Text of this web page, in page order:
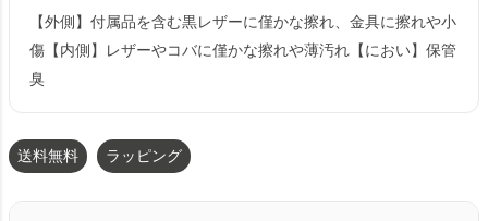
【外側】付属品を含む黒レザーに僅かな擦れ、金具に擦れや小
傷【内側】レザーやコバに僅かな擦れや薄汚れ【におい】保管
臭
送料無料 ラッピング